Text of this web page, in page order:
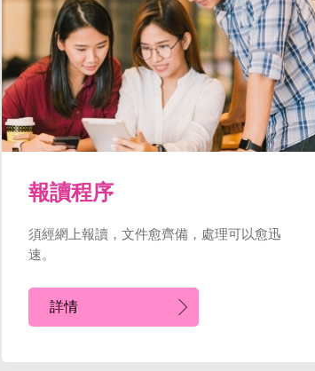
報讀程序
須經網上報讀，文件愈齊備，處理可以愈迅
速。
詳情